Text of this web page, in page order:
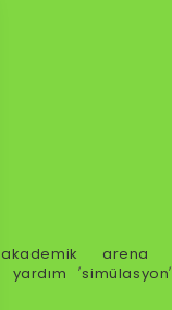
akademik
yardım
,
arena
simülasyon,